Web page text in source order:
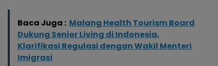
Baca Juga : Malang Health Tourism Board
Dukung Senior Living di Indonesia,
Klarifikasi Regulasi dengan Wakil Menteri
Imigrasi